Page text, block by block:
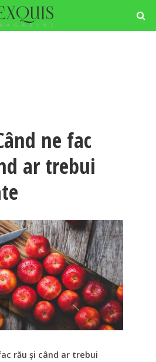
ne fac
ar trebui
rău și când ar trebui